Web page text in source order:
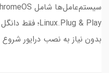
بدون نیاز به نصب درایور شروع